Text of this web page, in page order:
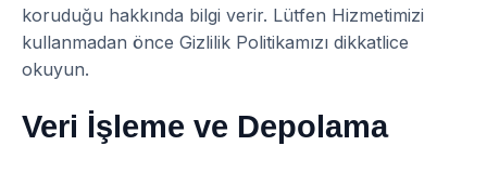
koruduğu hakkında bilgi verir. Lütfen Hizmetimizi
kullanmadan önce Gizlilik Politikamızı dikkatlice
okuyun.
Veri İşleme ve Depolama